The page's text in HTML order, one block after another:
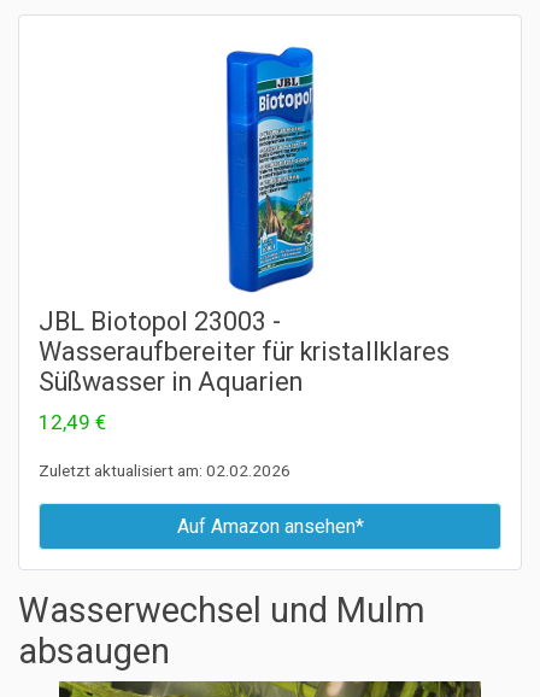
JBL Biotopol 23003 -
Wasseraufbereiter für kristallklares
Süßwasser in Aquarien
12,49 €
Zuletzt aktualisiert am: 02.02.2026
Auf Amazon ansehen*
Wasserwechsel und Mulm
absaugen